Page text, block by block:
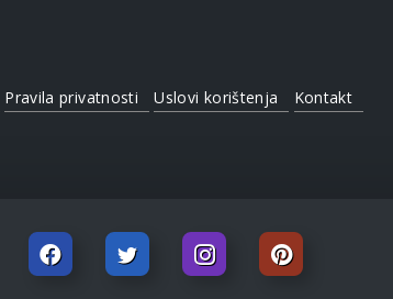
Pravila privatnosti Uslovi korištenja Kontakt